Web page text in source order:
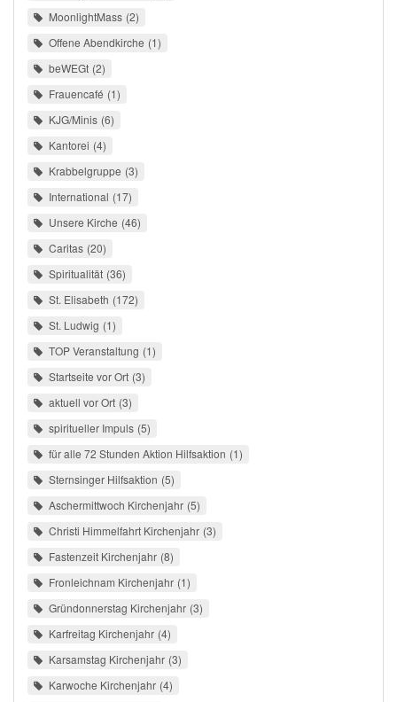
MoonlightMass 2
Offene Abendkirche 1
beWEGt 2
Frauencafé 1
KJG/Minis 6
Kantorei 4
Krabbelgruppe 3
International 17
Unsere Kirche 46
Caritas 20
Spiritualität 36
St. Elisabeth 172
St. Ludwig 1
TOP Veranstaltung 1
Startseite vor Ort 3
aktuell vor Ort 3
spiritueller Impuls 5
für alle 72 Stunden Aktion Hilfsaktion 1
Sternsinger Hilfsaktion 5
Aschermittwoch Kirchenjahr 5
Christi Himmelfahrt Kirchenjahr 3
Fastenzeit Kirchenjahr 8
Fronleichnam Kirchenjahr 1
Gründonnerstag Kirchenjahr 3
Karfreitag Kirchenjahr 4
Karsamstag Kirchenjahr 3
Karwoche Kirchenjahr 4